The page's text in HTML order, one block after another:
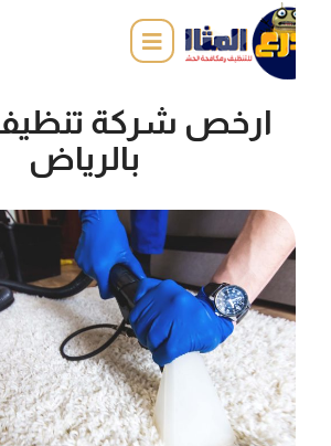
ارخص شركة
بالرياض